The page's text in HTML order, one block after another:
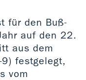
für den Buß-
auf den 22.
aus dem
festgelegt,
vom